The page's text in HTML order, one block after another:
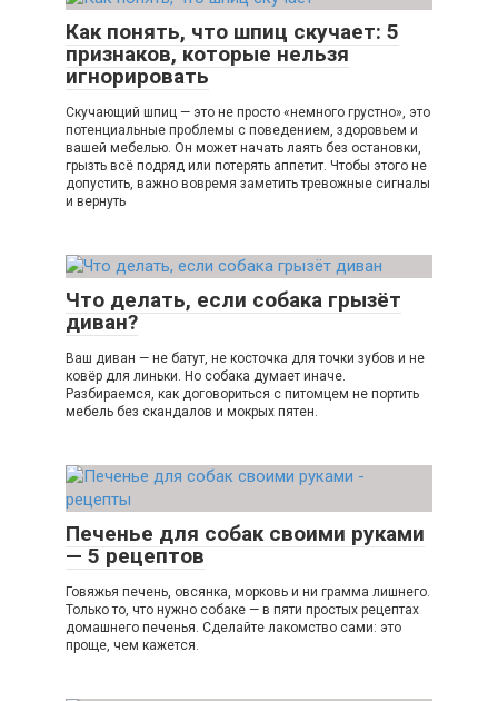
Как понять, что шпиц скучает: 5
признаков, которые нельзя
игнорировать
Скучающий шпиц — это не просто «немного грустно», это
потенциальные проблемы с поведением, здоровьем и
вашей мебелью. Он может начать лаять без остановки,
грызть всё подряд или потерять аппетит. Чтобы этого не
допустить, важно вовремя заметить тревожные сигналы
и вернуть
Что делать, если собака грызёт
диван?
Ваш диван — не батут, не косточка для точки зубов и не
ковёр для линьки. Но собака думает иначе.
Разбираемся, как договориться с питомцем не портить
мебель без скандалов и мокрых пятен.
Печенье для собак своими руками
— 5 рецептов
Говяжья печень, овсянка, морковь и ни грамма лишнего.
Только то, что нужно собаке — в пяти простых рецептах
домашнего печенья. Сделайте лакомство сами: это
проще, чем кажется.